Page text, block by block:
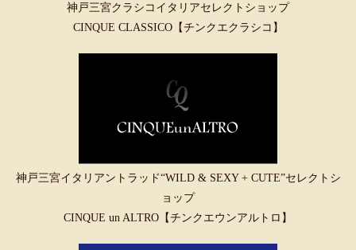
神戸三宮クラシコイタリアセレクトショップ
CINQUE CLASSICO【チンクエクラシコ】
神戸三宮イタリアントラッド“WILD & SEXY + CUTE”セレクトシ
ョップ
CINQUE un ALTRO【チンクエウンアルトロ】